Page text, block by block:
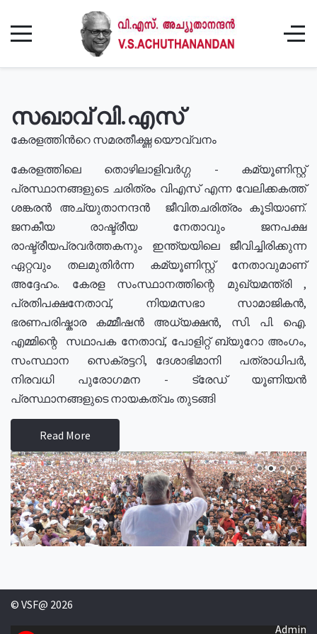
സഖാവ് വി.എസ്
കേരളത്തിൻറെ സമരതീക്ഷ്ണ യൌവ്വനം
കേരളത്തിലെ തൊഴിലാളിവർഗ്ഗ - കമ്യൂണിസ്റ്റ്
പ്രസ്ഥാനങ്ങളുടെ ചരിത്രം വിഎസ് എന്ന വേലിക്കകത്ത്
ശങ്കരൻ അച്യുതാനന്ദൻ ജീവിതചരിത്രം കൂടിയാണ്.
ജനകീയ രാഷ്ട്രീയ നേതാവും ജനപക്ഷ
രാഷ്ട്രീയപ്രവർത്തകനും ഇന്ത്യയിലെ ജീവിച്ചിരിക്കുന്ന
ഏറ്റവും തലമുതിർന്ന കമ്യൂണിസ്റ്റ് നേതാവുമാണ്
അദ്ദേഹം. കേരള സംസ്ഥാനത്തിന്റെ മുഖ്യമന്ത്രി ,
പ്രതിപക്ഷനേതാവ്, നിയമസഭാ സാമാജികൻ,
ഭരണപരിഷ്കാര കമ്മീഷൻ അധ്യക്ഷൻ, സി. പി. ഐ.
എമ്മിന്റെ സഥാപക നേതാവ്, പോളിറ്റ് ബ്യുറോ അംഗം,
സംസ്ഥാന സെക്രട്ടറി, ദേശാഭിമാനി പത്രാധിപർ,
നിരവധി പുരോഗമന - ട്രേഡ് യൂണിയൻ
പ്രസ്ഥാനങ്ങളുടെ നായകത്വം തുടങ്ങി
Read More
© VSF@ 2026
Admin